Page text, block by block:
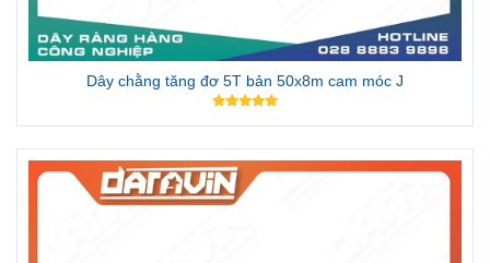
Dây chằng tăng đơ 5T bản 50x8m cam móc J